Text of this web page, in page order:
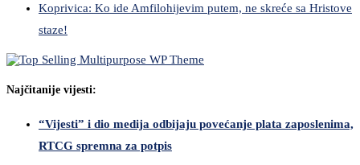
Koprivica: Ko ide Amfilohijevim putem, ne skreće sa Hristove
staze!
Najčitanije vijesti:
“Vijesti” i dio medija odbijaju povećanje plata zaposlenima,
RTCG spremna za potpis